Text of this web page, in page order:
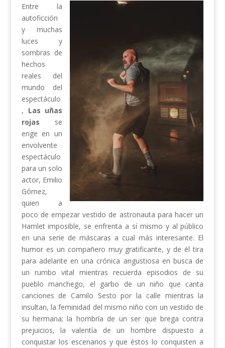
Entre la
autoficción
y muchas
luces y
sombras de
hechos
reales del
mundo del
espectáculo
, Las uñas
rojas se
erige en un
envolvente
espectáculo
para un solo
actor, Emilio
Gómez,
quien a
poco de empezar vestido de astronauta para hacer un
Hamlet imposible, se enfrenta a sí mismo y al público
en una serie de máscaras a cual más interesante. El
humor es un compañero muy gratificante, y de él tira
para adelante en una crónica angustiosa en busca de
un rumbo vital mientras recuerda episodios de su
pueblo manchego, el garbo de un niño que canta
canciones de Camilo Sesto por la calle mientras la
insultan, la feminidad del mismo niño con un vestido de
su hermana; la hombría de un ser que brega contra
prejuicios, la valentía de un hombre dispuesto a
conquistar los escenarios y que éstos lo conquisten a